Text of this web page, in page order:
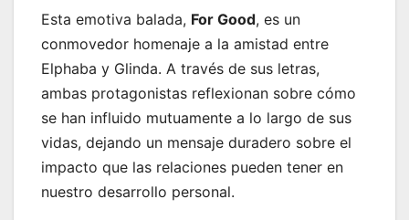
Esta emotiva balada, For Good, es un
conmovedor homenaje a la amistad entre
Elphaba y Glinda. A través de sus letras,
ambas protagonistas reflexionan sobre cómo
se han influido mutuamente a lo largo de sus
vidas, dejando un mensaje duradero sobre el
impacto que las relaciones pueden tener en
nuestro desarrollo personal.